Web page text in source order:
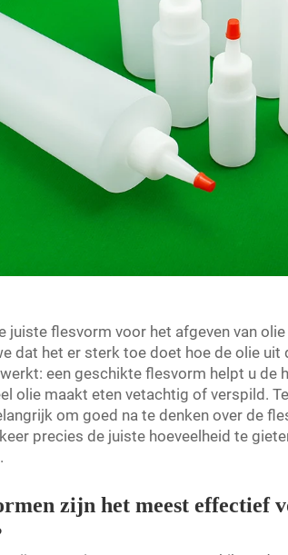
juiste flesvorm voor het afgeven van
dat het er sterk toe doet hoe de olie
een geschikte flesvorm helpt u de
olie maakt eten vetachtig of verspild.
om goed na te denken over de
precies de juiste hoeveelheid te
zijn het meest effectief